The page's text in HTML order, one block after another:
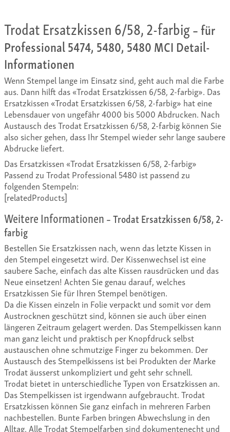
Trodat Ersatzkissen 6/58, 2-farbig– für
Professional 5474, 5480, 5480 MCI Detail-
Informationen
Wenn Stempel lange im Einsatz sind, geht auch mal die Farbe
aus. Dann hilft das «Trodat Ersatzkissen 6/58, 2-farbig». Das
Ersatzkissen «Trodat Ersatzkissen 6/58, 2-farbig» hat eine
Lebensdauer von ungefähr 4000 bis 5000 Abdrucken. Nach
Austausch des Trodat Ersatzkissen 6/58, 2-farbig können Sie
also sicher gehen, dass Ihr Stempel wieder sehr lange saubere
Abdrucke liefert.
Das Ersatzkissen «Trodat Ersatzkissen 6/58, 2-farbig»
Passend zu Trodat Professional 5480 ist passend zu
folgenden Stempeln:
[relatedProducts]
Weitere Informationen– Trodat Ersatzkissen 6/58, 2-
farbig
Bestellen Sie Ersatzkissen nach, wenn das letzte Kissen in
den Stempel eingesetzt wird. Der Kissenwechsel ist eine
saubere Sache, einfach das alte Kissen rausdrücken und das
Neue einsetzen! Achten Sie genau darauf, welches
Ersatzkissen Sie für Ihren Stempel benötigen.
Da die Kissen einzeln in Folie verpackt und somit vor dem
Austrocknen geschützt sind, können sie auch über einen
längeren Zeitraum gelagert werden. Das Stempelkissen kann
man ganz leicht und praktisch per Knopfdruck selbst
austauschen ohne schmutzige Finger zu bekommen. Der
Austausch des Stempelkissens ist bei Produkten der Marke
Trodat äusserst unkompliziert und geht sehr schnell.
Trodat bietet in unterschiedliche Typen von Ersatzkissen an.
Das Stempelkissen ist irgendwann aufgebraucht. Trodat
Ersatzkissen können Sie ganz einfach in mehreren Farben
nachbestellen. Bunte Farben bringen Abwechslung in den
Alltag. Alle Trodat Stempelfarben sind dokumentenecht und